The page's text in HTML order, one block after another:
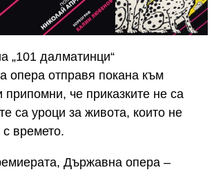
„101 далматинци“
опера отправя покана към
припомни, че приказките не са
са уроци за живота, които не
с времето.
Държавна опера –